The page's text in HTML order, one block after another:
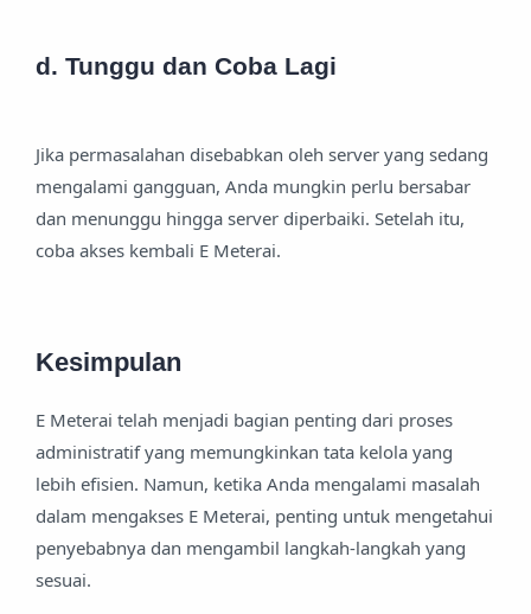
d. Tunggu dan Coba Lagi
Jika permasalahan disebabkan oleh server yang sedang
mengalami gangguan, Anda mungkin perlu bersabar
dan menunggu hingga server diperbaiki. Setelah itu,
coba akses kembali E Meterai.
Kesimpulan
E Meterai telah menjadi bagian penting dari proses
administratif yang memungkinkan tata kelola yang
lebih efisien. Namun, ketika Anda mengalami masalah
dalam mengakses E Meterai, penting untuk mengetahui
penyebabnya dan mengambil langkah-langkah yang
sesuai.